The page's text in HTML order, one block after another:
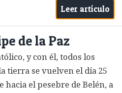
Leer artículo
de la Paz
y con él, todos los
tierra se vuelven el día 25
hacia el pesebre de Belén, a